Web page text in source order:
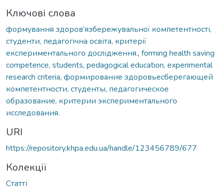
Ключові слова
формування здоров’язбережувальної компетентності,
студенти, педагогічна освіта, критерії
експериментального дослідження., forming health saving
competence, students, pedagogical education, experimental
research criteria, формирование здоровьесберегающей
компетентности, студенты, педагогическое
образование, критерии экспериментального
исследования.
URI
https://repository.khpa.edu.ua/handle/123456789/677
Колекції
Статті